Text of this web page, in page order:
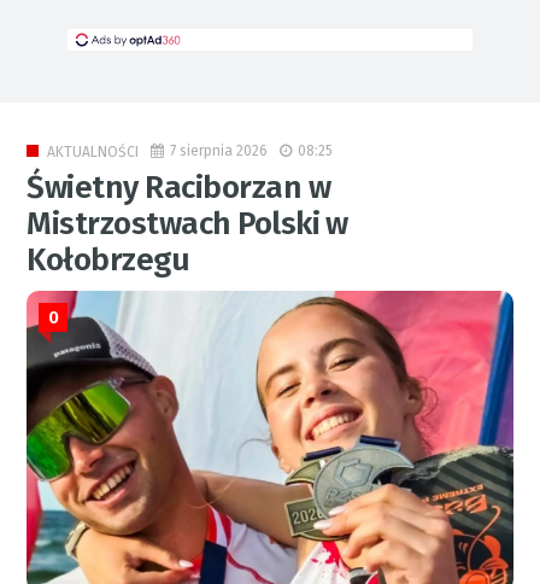
AKTUALNOŚCI 7 sierpnia 2026 08:25
Świetny Raciborzan w
Mistrzostwach Polski w
Kołobrzegu
0